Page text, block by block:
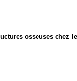
osseuses chez